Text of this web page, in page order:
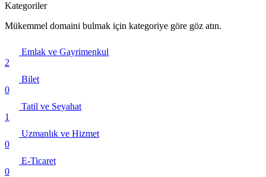
Kategoriler
Mükemmel domaini bulmak için kategoriye göre göz atın.
Emlak ve Gayrimenkul
2
Bilet
0
Tatil ve Seyahat
1
Uzmanlık ve Hizmet
0
E-Ticaret
0